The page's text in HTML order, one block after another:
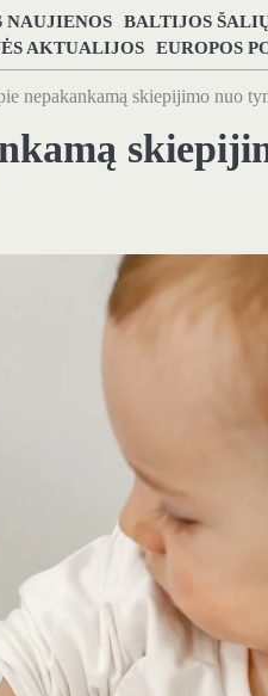
NAUJIENOS BALTIJOS
AKTUALIJOS EUROPOS
nepakankamą skiepijimo nuo